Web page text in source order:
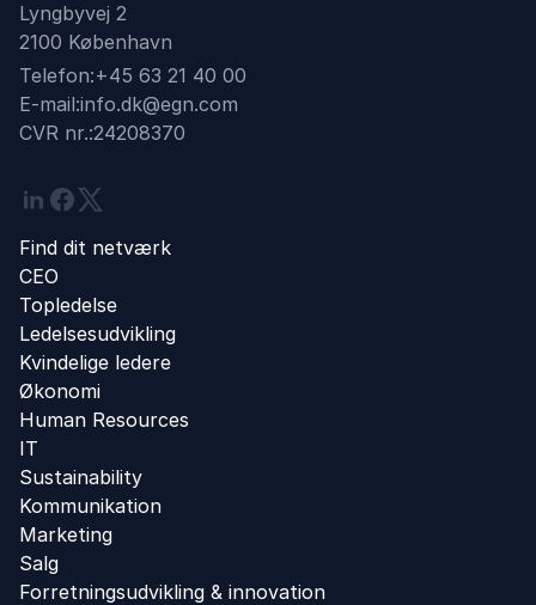
Lyngbyvej 2
2100 København
Telefon:+45 63 21 40 00
E-mail:info.dk@egn.com
CVR nr.:24208370
Linkedin
Facebook
Twitter
Find dit netværk
CEO
Topledelse
Ledelsesudvikling
Kvindelige ledere
Økonomi
Human Resources
IT
Sustainability
Kommunikation
Marketing
Salg
Forretningsudvikling ​& innovation​